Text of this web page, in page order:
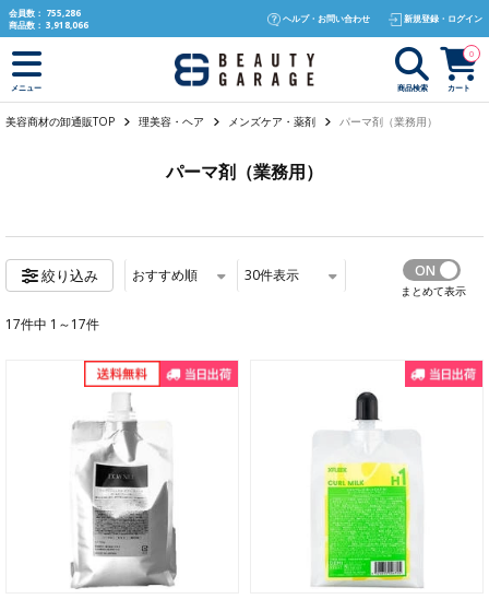
text.skipToContent
text.skipToNavigation
会員数： 755,286
商品数： 3,918,066
ヘルプ・お問い合わせ 新規登録・ログイン
メニュー 商品検索 カート
0
美容商材の卸通販TOP 理美容・ヘア メンズケア・薬剤 パーマ剤（業務用）
パーマ剤（業務用）
絞り込み おすすめ順 30件表示
まとめて表示
17件中 1～17件